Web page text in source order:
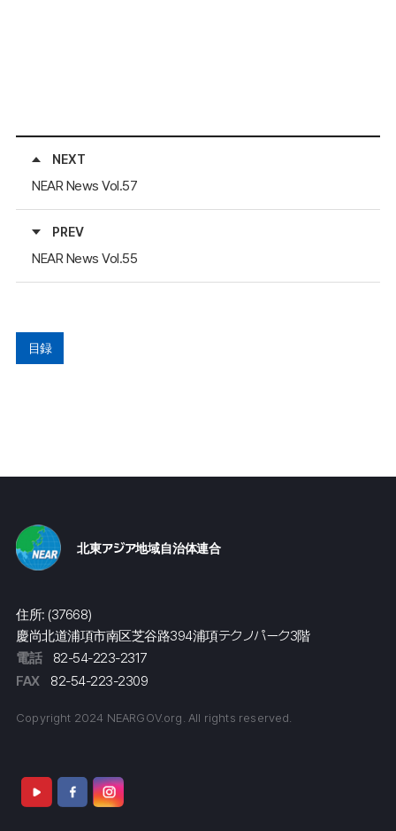
NEXT
NEAR News Vol.57
PREV
NEAR News Vol.55
目録
北東アジア地域自治体連合
住所: (37668)
慶尚北道浦項市南区芝谷路394浦項テクノパーク3階
電話
82-54-223-2317
FAX
82-54-223-2309
Copyright 2024 NEARGOV.org. All rights reserved.